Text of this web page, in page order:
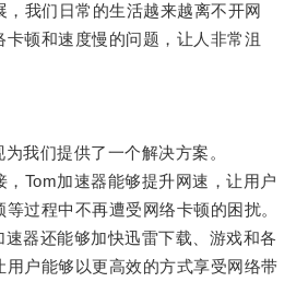
我们日常的生活越来越离不开网
顿和速度慢的问题，让人非常沮
们提供了一个解决方案。
Tom加速器能够提升网速，让用户
过程中不再遭受网络卡顿的困扰。
器还能够加快迅雷下载、游戏和各
用户能够以更高效的方式享受网络带